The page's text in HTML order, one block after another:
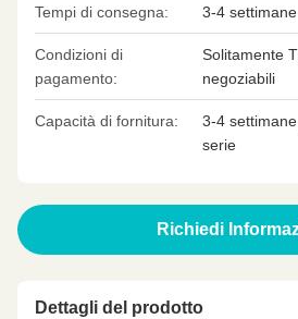
Tempi di consegna: 3-4 settimane
Condizioni di
pagamento:
Solitamente
negoziabili
Capacità di fornitura:
3-4
serie
Richiedi
Dettagli del prodotto